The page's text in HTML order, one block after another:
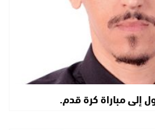
إلى مباراة كرة قدم.